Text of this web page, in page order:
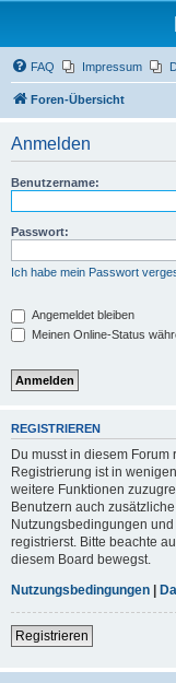
FAQ Impressum
Foren-Übersicht
Anmelden
Benutzername:
Passwort:
Ich habe mein Passwort
Angemeldet bleiben
Meinen Online-Status
REGISTRIEREN
Du musst in diesem
Registrierung ist in
weitere Funktionen
Benutzern auch
Nutzungsbedingungen
registrierst. Bitte beachte
diesem Board bewegst.
Nutzungsbedingungen |
Registrieren